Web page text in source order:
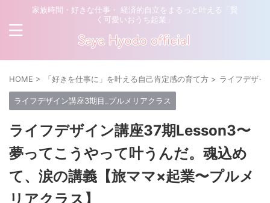
家族時間・好きな仕事・ 経済的自立をまるっと叶える「賢
く可愛いおうち起業」
HOME > 「好きを仕事に」を叶える自己肯定感の育て方 > ライフデザイ
ライフデザイン講座3期目_プルメリアクラス
ライフデザイン講座37期Lesson3〜
夢ってこうやって叶うんだ。魂込め
て、涙の講義【旅ママ×起業〜プルメ
リアクラス】